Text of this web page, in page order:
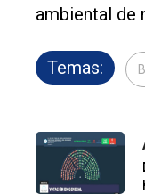
ambiental de
Temas: